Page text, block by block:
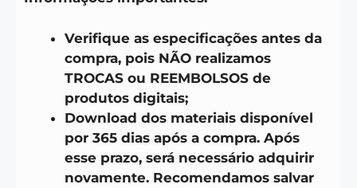
Verifique as especificações antes da
compra, pois NÃO realizamos
TROCAS ou REEMBOLSOS de
produtos digitais;
Download dos materiais disponível
por 365 dias após a compra. Após
esse prazo, será necessário adquirir
novamente. Recomendamos salvar